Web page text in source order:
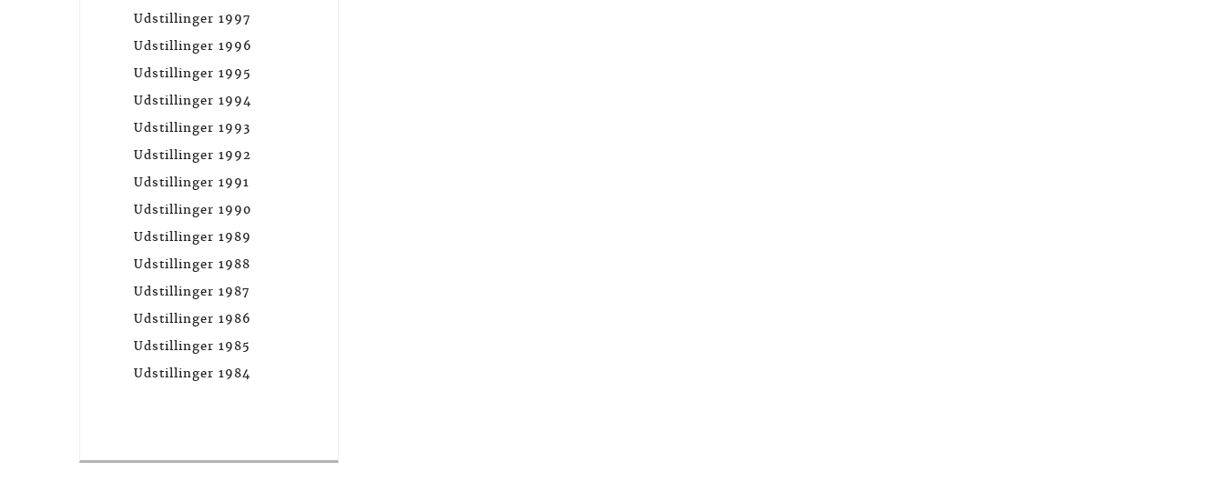
Udstillinger 1997
Udstillinger 1996
Udstillinger 1995
Udstillinger 1994
Udstillinger 1993
Udstillinger 1992
Udstillinger 1991
Udstillinger 1990
Udstillinger 1989
Udstillinger 1988
Udstillinger 1987
Udstillinger 1986
Udstillinger 1985
Udstillinger 1984